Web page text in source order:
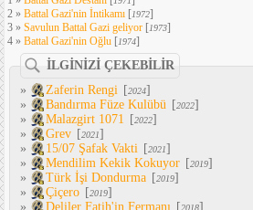
2 » Battal Gazi'nin İntikamı [1972]
3 » Savulun Battal Gazi geliyor [1973]
4 » Battal Gazi'nin Oğlu [1974]
İLGİNİZİ ÇEKEBİLİR
»
Zaferin Rengi [2024]
»
Bandırma Füze Kulübü [2022]
»
Malazgirt 1071 [2022]
»
Grev [2021]
»
15/07 Şafak Vakti [2021]
»
Mendilim Kekik Kokuyor [2019]
»
Türk İşi Dondurma [2019]
»
Çiçero [2019]
»
Deliler Fatih'in Fermanı [2018]